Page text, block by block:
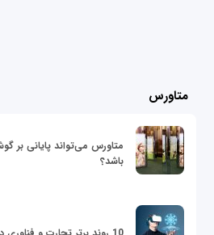
متاورس
متاورس می‌تواند پایانی بر
باشد؟